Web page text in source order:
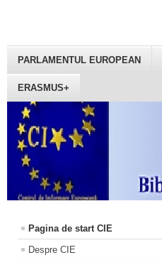
PARLAMENTUL EUROPEAN
ERASMUS+
Pagina de start CIE
Despre CIE